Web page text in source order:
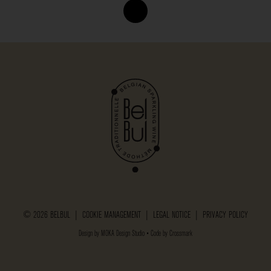
© 2026 BELBUL | COOKIE MANAGEMENT LEGAL NOTICE PRIVACY POLICY
Design by MOKA Design Studio • Code by Crossmark